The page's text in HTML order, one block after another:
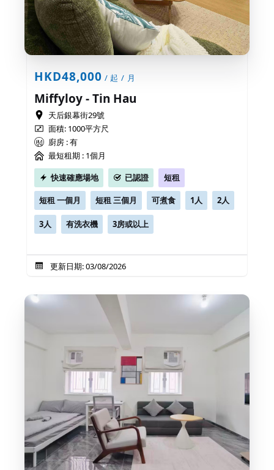
HKD48,000 / 起 / 月
Miffyloy - Tin Hau
天后銀幕街29號
面積: 1000平方尺
廚房 : 有
最短租期 : 1個月
快速確應場地
已認證 短租
短租 一個月 短租 三個月 可煮食 1人 2人
3人 有洗衣機 3房或以上
更新日期: 03/08/2026